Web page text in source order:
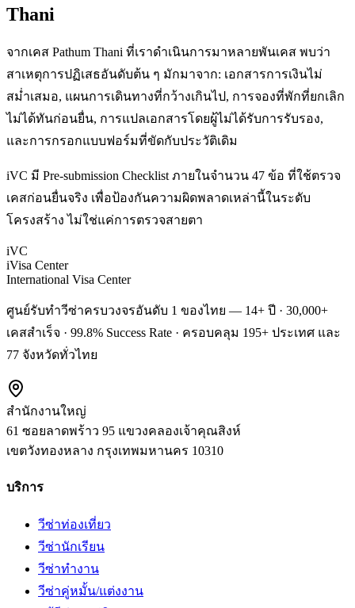
Thani
จากเคส Pathum Thani ที่เราดำเนินการมาหลายพันเคส พบว่า
สาเหตุการปฏิเสธอันดับต้น ๆ มักมาจาก: เอกสารการเงินไม่
สม่ำเสมอ, แผนการเดินทางที่กว้างเกินไป, การจองที่พักที่ยกเลิก
ไม่ได้ทันก่อนยื่น, การแปลเอกสารโดยผู้ไม่ได้รับการรับรอง,
และการกรอกแบบฟอร์มที่ขัดกับประวัติเดิม
iVC มี Pre-submission Checklist ภายในจำนวน 47 ข้อ ที่ใช้ตรวจ
เคสก่อนยื่นจริง เพื่อป้องกันความผิดพลาดเหล่านี้ในระดับ
โครงสร้าง ไม่ใช่แค่การตรวจสายตา
iVC
iVisa Center
International Visa Center
ศูนย์รับทำวีซ่าครบวงจรอันดับ 1 ของไทย — 14+ ปี · 30,000+
เคสสำเร็จ · 99.8% Success Rate · ครอบคลุม 195+ ประเทศ และ
77 จังหวัดทั่วไทย
สำนักงานใหญ่
61 ซอยลาดพร้าว 95 แขวงคลองเจ้าคุณสิงห์
เขตวังทองหลาง กรุงเทพมหานคร 10310
บริการ
วีซ่าท่องเที่ยว
วีซ่านักเรียน
วีซ่าทำงาน
วีซ่าคู่หมั้น/แต่งงาน